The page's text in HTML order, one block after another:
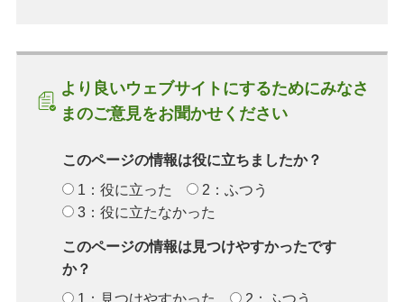
より良いウェブサイトにするためにみなさ
まのご意見をお聞かせください
このページの情報は役に立ちましたか？
1：役に立った
2：ふつう
3：役に立たなかった
このページの情報は見つけやすかったです
か？
1：見つけやすかった
2：ふつう